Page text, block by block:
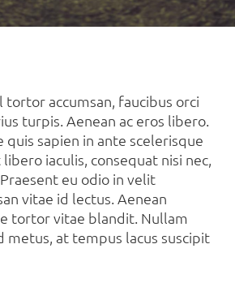
tortor accumsan, faucibus orci
turpis. Aenean ac eros libero.
quis sapien in ante scelerisque
iaculis, consequat nisi nec,
eu odio in velit
vitae id lectus. Aenean
tortor vitae blandit. Nullam
metus, at tempus lacus suscipit